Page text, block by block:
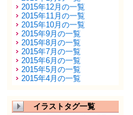
2015年12月の一覧
2015年11月の一覧
2015年10月の一覧
2015年9月の一覧
2015年8月の一覧
2015年7月の一覧
2015年6月の一覧
2015年5月の一覧
2015年4月の一覧
イラストタグ一覧